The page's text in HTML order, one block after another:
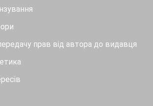
прав від автора до видавця